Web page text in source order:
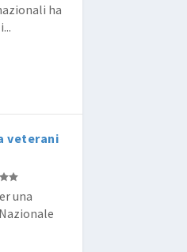
ha
veterani
una